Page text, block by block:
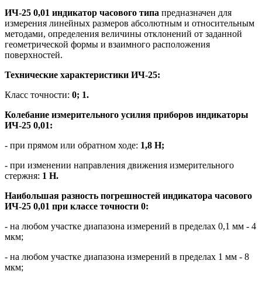
ИЧ-25 0,01 индикатор часового типа предназначен для
измерения линейных размеров абсолютным и относительным
методами, определения величины отклонений от заданной
геометрической формы и взаимного расположения
поверхностей.
Технические характеристики ИЧ-25:
Класс точности: 0; 1.
Колебание измерительного усилия приборов индикаторы
ИЧ-25 0,01:
- при прямом или обратном ходе: 1,8 Н;
- при изменении направления движения измерительного
стержня: 1 Н.
Наибольшая разность погрешностей индикатора часового
ИЧ-25 0,01 при классе точности 0:
- на любом участке диапазона измерений в пределах 0,1 мм - 4
мкм;
- на любом участке диапазона измерений в пределах 1 мм - 8
мкм;